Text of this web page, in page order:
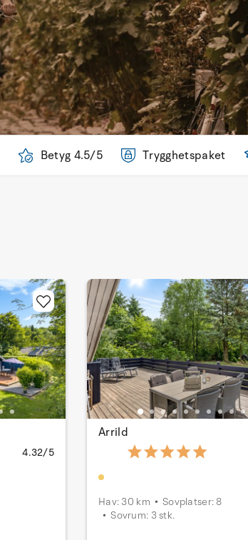
Betyg 4.5/5 Trygghetspaket
4.32/5
Arrild
Hav: 30 km
Sovplatser: 8
Sovrum: 3 stk.